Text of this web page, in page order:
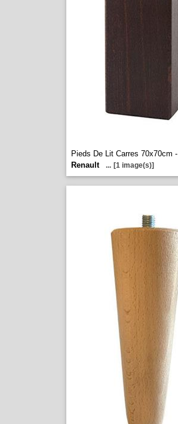
Pieds De Lit Carres 70x70cm -
Renault
... [1 image(s)]